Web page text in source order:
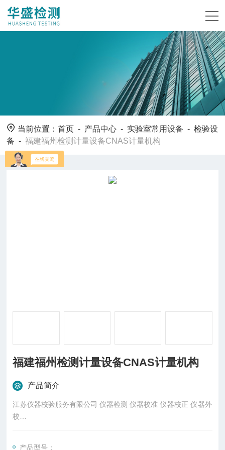
当前位置：首页 - 产品中心 - 实验室常用设备 -检验设
备 -福建福州检测计量设备CNAS计量机构
福建福州检测计量设备CNAS计量机构
产品简介
江苏仪器校验服务有限公司 仪器检测 仪器校准 仪器校正 仪器外
校
陕西仪器校验服务有限公司 仪器检测 仪器校准 仪器校正 仪器外
产品型号：